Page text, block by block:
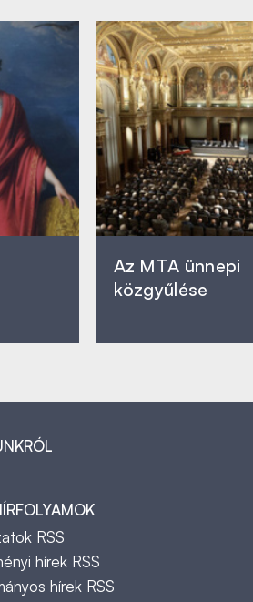
Az MTA ünnepi
közgyűlése
RSS
hírek RSS
hírek RSS